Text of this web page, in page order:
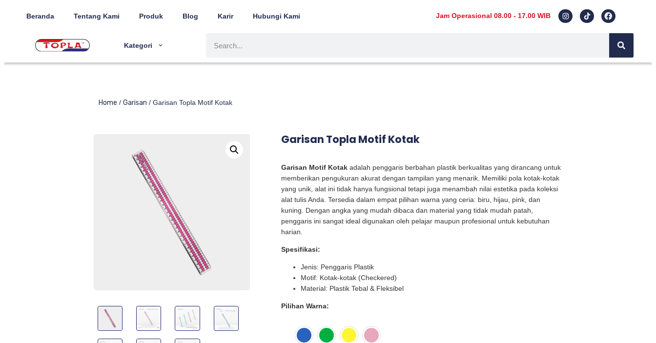
Beranda Tentang Kami Produk Blog Karir Hubungi Kami Jam Operasional 08.00 - 17.00 WIB
Kategori
Home / Garisan / Garisan Topla Motif Kotak
Garisan Topla Motif Kotak
Garisan Motif Kotakadalah penggaris berbahan plastik berkualitas yang dirancang untuk
memberikan pengukuran akurat dengan tampilan yang menarik. Memiliki pola kotak-kotak
yang unik, alat ini tidak hanya fungsional tetapi juga menambah nilai estetika pada koleksi
alat tulis Anda. Tersedia dalam empat pilihan warna yang ceria: biru, hijau, pink, dan
kuning. Dengan angka yang mudah dibaca dan material yang tidak mudah patah,
penggaris ini sangat ideal digunakan oleh pelajar maupun profesional untuk kebutuhan
harian.
Spesifikasi:
Jenis: Penggaris Plastik
Motif: Kotak-kotak (Checkered)
Material: Plastik Tebal & Fleksibel
Pilihan Warna: